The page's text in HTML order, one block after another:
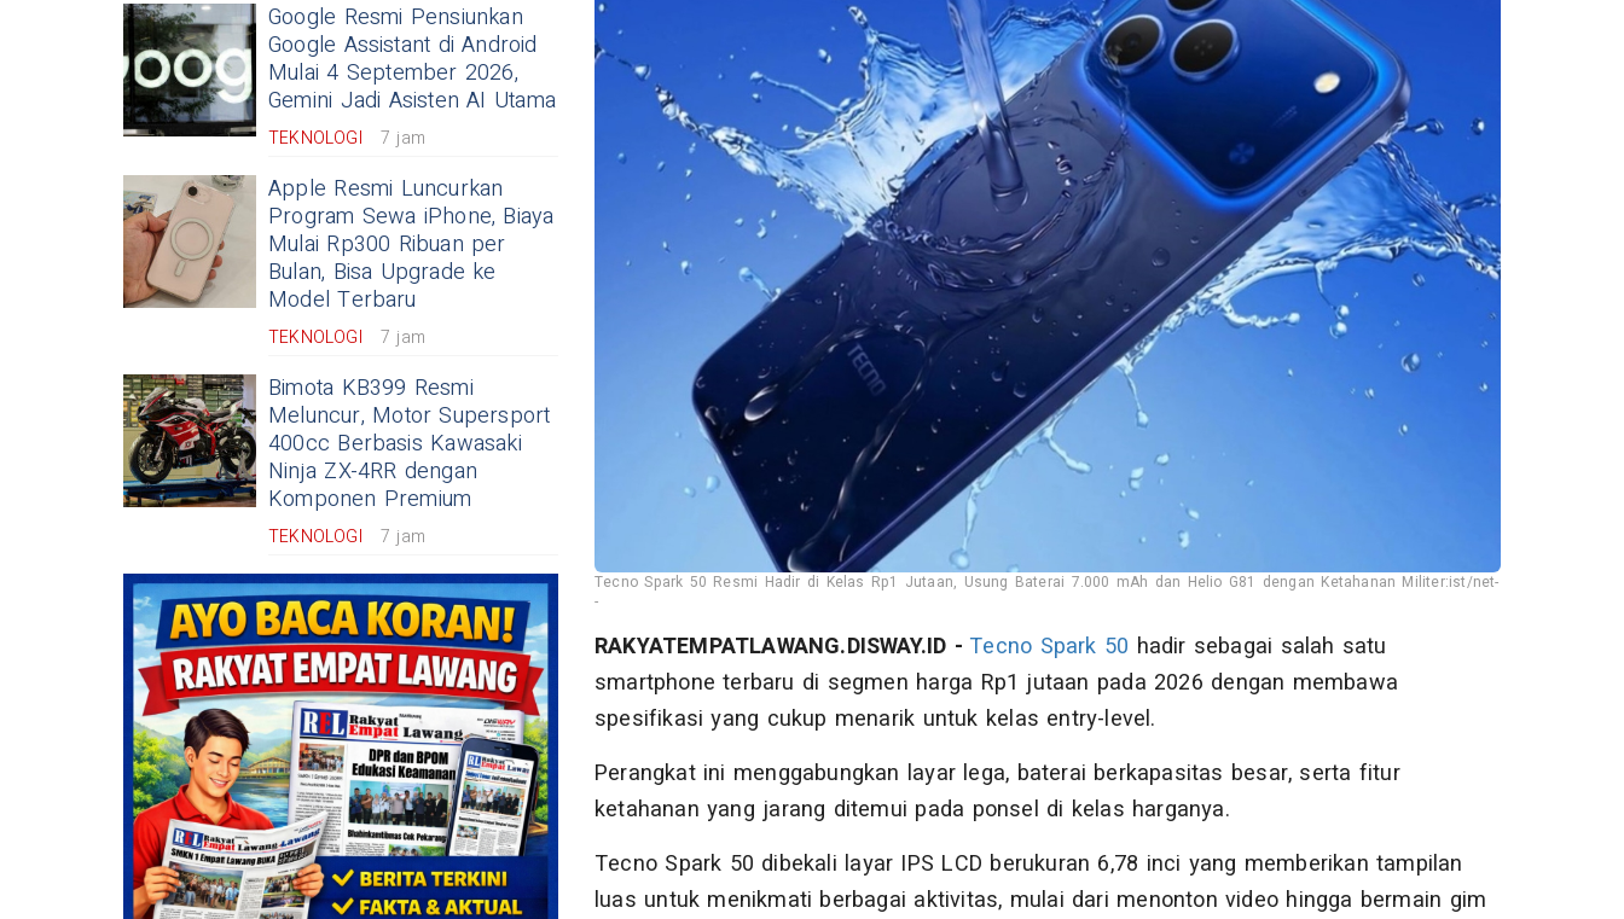
Google Resmi Pensiunkan
Google Assistant di Android
Mulai 4 September 2026,
Gemini Jadi Asisten AI Utama
TEKNOLOGI 7 jam
Apple Resmi Luncurkan
Program Sewa iPhone, Biaya
Mulai Rp300 Ribuan per
Bulan, Bisa Upgrade ke
Model Terbaru
TEKNOLOGI 7 jam
Bimota KB399 Resmi
Meluncur, Motor Supersport
400cc Berbasis Kawasaki
Ninja ZX-4RR dengan
Komponen Premium
TEKNOLOGI 7 jam
Tecno Spark 50 Resmi Hadir di Kelas Rp1 Jutaan, Usung Baterai 7.000 mAh dan Helio G81 dengan Ketahanan Militer:ist/net-
-
RAKYATEMPATLAWANG.DISWAY.ID - Tecno Spark 50 hadir sebagai salah satu
smartphone terbaru di segmen harga Rp1 jutaan pada 2026 dengan membawa
spesifikasi yang cukup menarik untuk kelas entry-level.
Perangkat ini menggabungkan layar lega, baterai berkapasitas besar, serta fitur
ketahanan yang jarang ditemui pada ponsel di kelas harganya.
Tecno Spark 50 dibekali layar IPS LCD berukuran 6,78 inci yang memberikan tampilan
luas untuk menikmati berbagai aktivitas, mulai dari menonton video hingga bermain gim